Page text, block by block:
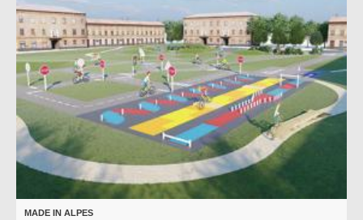
MADE IN ALPES